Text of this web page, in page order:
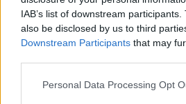
IAB’s list of downstream
also be disclosed by us to third
Downstream Participants that may
Personal Data Processing Opt
Komentaras